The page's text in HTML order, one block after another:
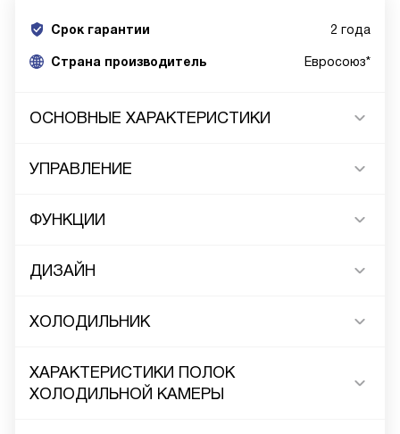
Срок гарантии 2 года
Cтрана производитель Евросоюз*
ОСНОВНЫЕ ХАРАКТЕРИСТИКИ
УПРАВЛЕНИЕ
ФУНКЦИИ
ДИЗАЙН
ХОЛОДИЛЬНИК
ХАРАКТЕРИСТИКИ ПОЛОК
ХОЛОДИЛЬНОЙ КАМЕРЫ